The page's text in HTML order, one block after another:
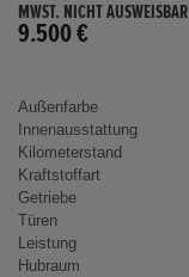
MWST. NICHT AUSWEISBAR
9.500 €
Außenfarbe
Innenausstattung
Kilometerstand
Kraftstoffart
Getriebe
Türen
Leistung
Hubraum